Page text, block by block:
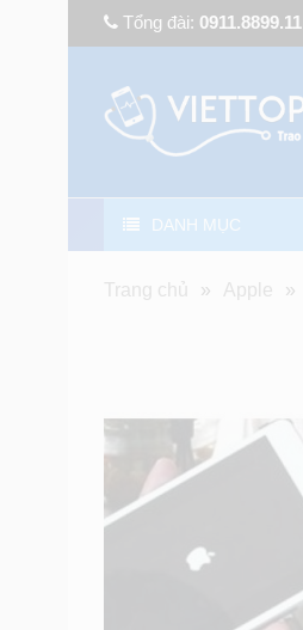
Tổng đài: 0911.8899.11
DANH MỤC
Trang chủ » Apple »